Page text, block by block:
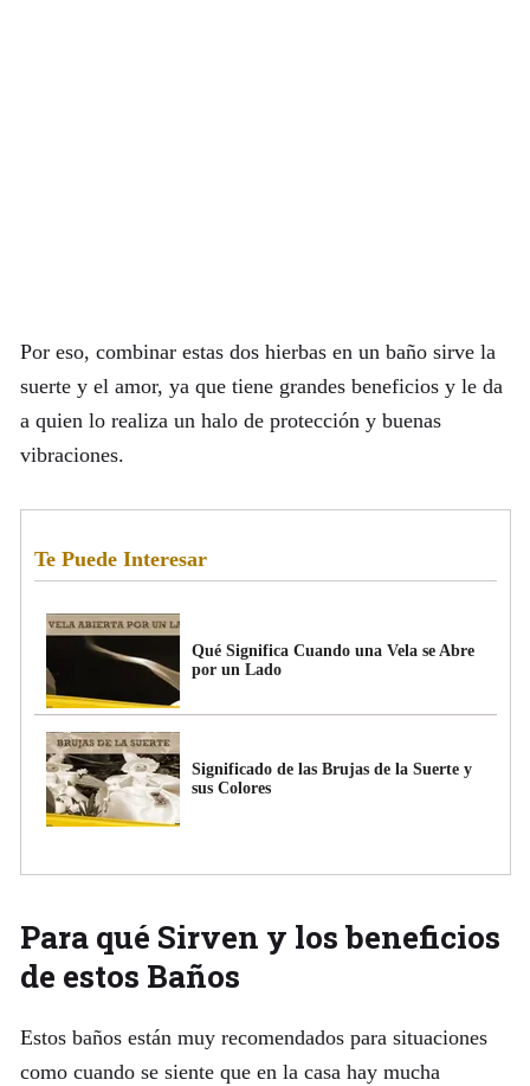
Por eso, combinar estas dos hierbas en un baño sirve la
suerte y el amor, ya que tiene grandes beneficios y le da
a quien lo realiza un halo de protección y buenas
vibraciones.
Te Puede Interesar
Qué Significa Cuando una Vela se Abre
por un Lado
Significado de las Brujas de la Suerte y
sus Colores
Para qué Sirven y los beneficios
de estos Baños
Estos baños están muy recomendados para situaciones
como cuando se siente que en la casa hay mucha